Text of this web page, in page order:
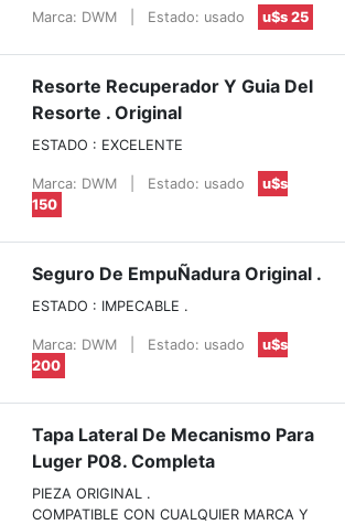
Marca: DWM Estado: usado u$s 25
Resorte Recuperador Y Guia Del
Resorte . Original
ESTADO : EXCELENTE
Marca: DWM Estado: usado
u$s
150
Seguro De EmpuÑadura Original .
ESTADO : IMPECABLE .
Marca: DWM Estado: usado
u$s
200
Tapa Lateral De Mecanismo Para
Luger P08. Completa
PIEZA ORIGINAL .
COMPATIBLE CON CUALQUIER MARCA Y